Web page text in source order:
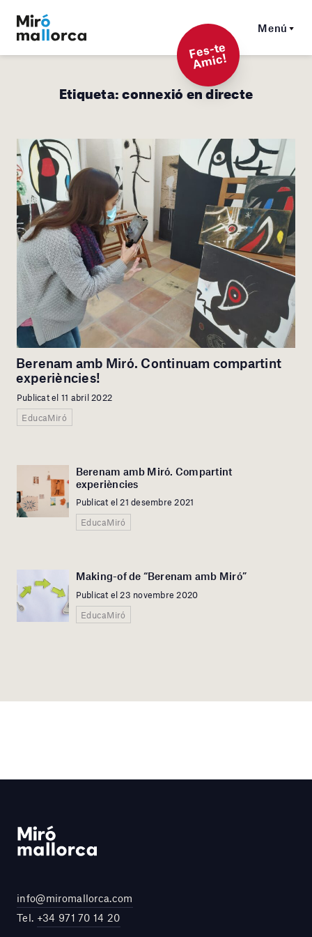
Menú
F
es-t
e
A
mi
c!
Etiqueta:connexió en directe
Berenam amb Miró. Continuam compartint
experiències!
Publicat el 11 abril 2022
EducaMiró
Berenam amb Miró. Compartint
experiències
Publicat el 21 desembre 2021
EducaMiró
Making-of de “Berenam amb Miró”
Publicat el 23 novembre 2020
EducaMiró
info@miromallorca.com
Tel. +34 971 70 14 20